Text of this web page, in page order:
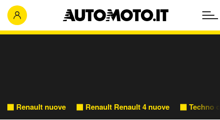
Renault nuove Renault Renault 4 nuove Techno